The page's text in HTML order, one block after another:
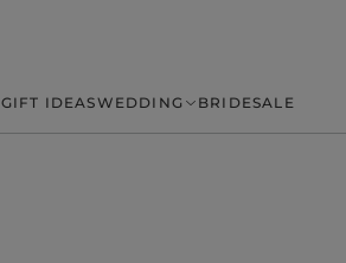
GIFT IDEASWEDDING BRIDESALE